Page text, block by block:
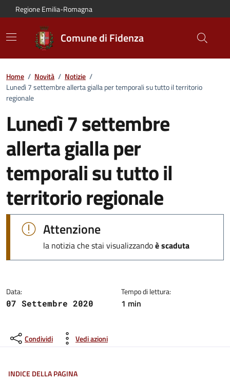
Vai al contenuto principale
Vai alla navigazione del sito
Vai al piede di pagina
Regione Emilia-Romagna
Comune di Fidenza
Home / Novità / Notizie /
Lunedì 7 settembre allerta gialla per temporali su tutto il territorio
regionale
Lunedì 7 settembre
allerta gialla per
temporali su tutto il
territorio regionale
Dettagli della notizia:
Attenzione
la notizia che stai visualizzandoè scaduta
Data:
07 Settembre 2020
Tempo di lettura:
1 min
Condividi Vedi azioni
INDICE DELLA PAGINA